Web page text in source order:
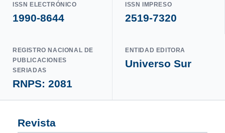
ISSN ELECTRÓNICO
1990-8644
ISSN IMPRESO
2519-7320
REGISTRO NACIONAL DE
PUBLICACIONES
SERIADAS
RNPS: 2081
ENTIDAD EDITORA
Universo Sur
Revista